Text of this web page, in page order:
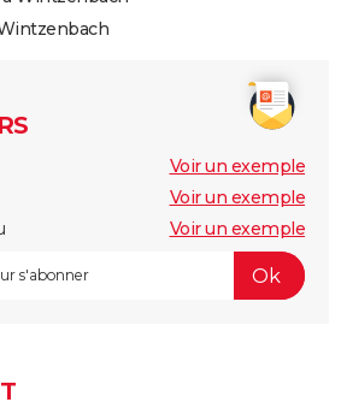
Voir un exemple
Voir un exemple
Voir un exemple